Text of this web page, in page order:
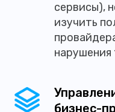
сервисы),
изучить
нарушения
бизнес-